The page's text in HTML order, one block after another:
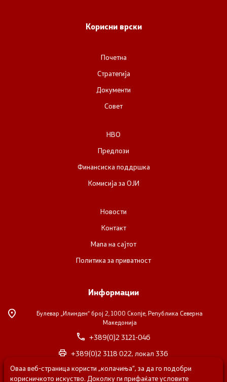
Корисни врски
Почетна
Стратегија
Документи
Совет
НВО
Предлози
Финансиска поддршка
Комисија за ОЈИ
Новости
Контакт
Мапа на сајтот
Политика за приватност
Информации
Булевар „Илинден“ број 2, 1000 Скопје, Република Северна
Македонија
+389(0)2 3121-046
+389(0)2 3118 022, локал 336
nvosorabotka@gs.gov.mk
Оваа веб-страница користи „колачиња“, за да го подобри
корисничкото искуство. Доколку ги прифаќате условите